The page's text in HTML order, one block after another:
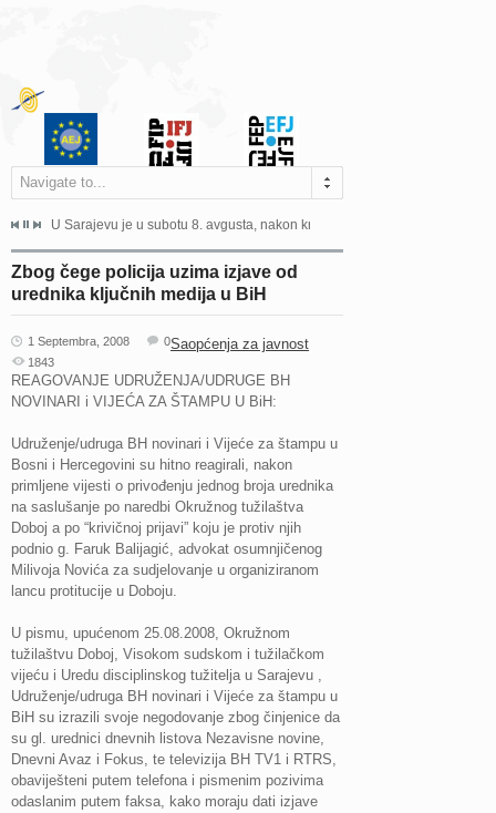
Navigate to...
na zahtjeve za pristup informacijama u zakonskom...
U Sarajevu je u subotu 8. avgusta, nakon kraće bolesti, preminuo
Zbog čege policija uzima izjave od
urednika ključnih medija u BiH
1 Septembra, 2008 Saopćenja za javnost
0
1843
REAGOVANJE UDRUŽENJA/UDRUGE BH
NOVINARI i VIJEĆA ZA ŠTAMPU U BiH:
Udruženje/udruga BH novinari i Vijeće za štampu u
Bosni i Hercegovini su hitno reagirali, nakon
primljene vijesti o privođenju jednog broja urednika
na saslušanje po naredbi Okružnog tužilaštva
Doboj a po “krivičnoj prijavi” koju je protiv njih
podnio g. Faruk Balijagić, advokat osumnjičenog
Milivoja Novića za sudjelovanje u organiziranom
lancu protitucije u Doboju.
U pismu, upućenom 25.08.2008, Okružnom
tužilaštvu Doboj, Visokom sudskom i tužilačkom
vijeću i Uredu disciplinskog tužitelja u Sarajevu ,
Udruženje/udruga BH novinari i Vijeće za štampu u
BiH su izrazili svoje negodovanje zbog činjenice da
su gl. urednici dnevnih listova Nezavisne novine,
Dnevni Avaz i Fokus, te televizija BH TV1 i RTRS,
obaviješteni putem telefona i pismenim pozivima
odaslanim putem faksa, kako moraju dati izjave